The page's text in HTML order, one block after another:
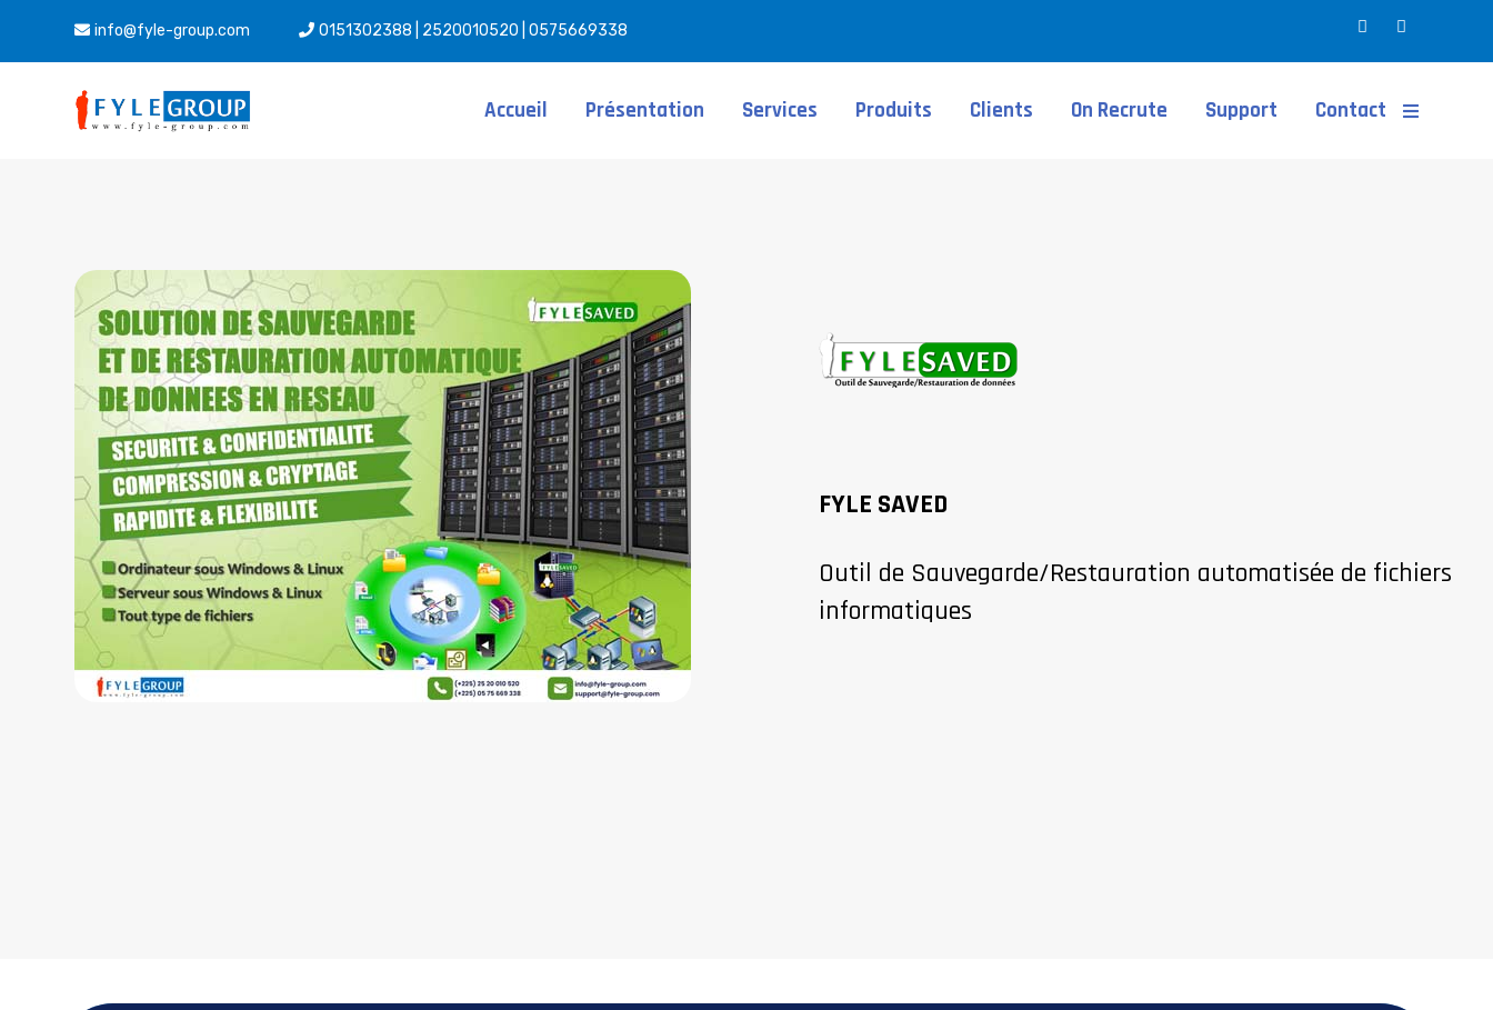
info@fyle-group.com 0151302388 | 2520010520 | 0575669338
Accueil Présentation Services Produits Clients On Recrute Support Contact
FYLE SAVED
Outil de Sauvegarde/Restauration automatisée de fichiers
informatiques